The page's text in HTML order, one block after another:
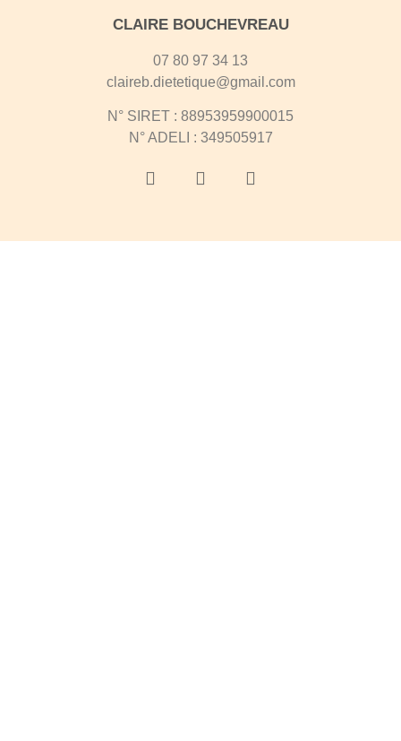
CLAIRE BOUCHEVREAU
07 80 97 34 13
claireb.dietetique@gmail.com​
N° SIRET : 88953959900015
N° ADELI : 349505917